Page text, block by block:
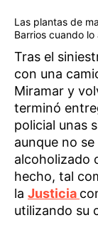
Las plantas de
Barrios cuando lo
Tras el
con una
Miramar y
terminó
policial unas
aunque no
alcoholizado
hecho, tal
la Justicia
utilizando su